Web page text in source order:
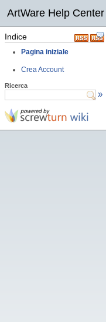
ArtWare Help Center
Indice
Pagina iniziale
Crea Account
Ricerca
»